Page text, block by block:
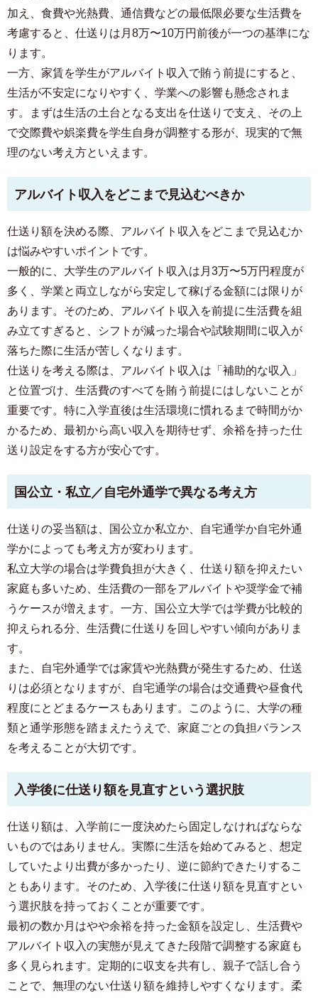
加え、食費や光熱費、通信費などの最低限必要な生活費を
考慮すると、仕送りは月8万〜10万円前後が一つの基準にな
ります。
一方、家賃を学生がアルバイト収入で賄う前提にすると、
生活が不安定になりやすく、学業への影響も懸念されま
す。まずは生活の土台となる支出を仕送りで支え、その上
で交際費や娯楽費を学生自身が調整する形が、現実的で無
理のない考え方といえます。
アルバイト収入をどこまで見込むべきか
仕送り額を決める際、アルバイト収入をどこまで見込むか
は悩みやすいポイントです。
一般的に、大学生のアルバイト収入は月3万〜5万円程度が
多く、学業と両立しながら安定して稼げる金額には限りが
あります。そのため、アルバイト収入を前提に生活費を組
み立てすぎると、シフトが減った場合や試験期間に収入が
落ちた際に生活が苦しくなります。
仕送りを考える際は、アルバイト収入は「補助的な収入」
と位置づけ、生活費のすべてを賄う前提にはしないことが
重要です。特に入学直後は生活環境に慣れるまで時間がか
かるため、最初から高い収入を期待せず、余裕を持った仕
送り設定をする方が安心です。
国公立・私立／自宅外通学で異なる考え方
仕送りの妥当額は、国公立か私立か、自宅通学か自宅外通
学かによっても考え方が変わります。
私立大学の場合は学費負担が大きく、仕送り額を抑えたい
家庭も多いため、生活費の一部をアルバイトや奨学金で補
うケースが増えます。一方、国公立大学では学費が比較的
抑えられる分、生活費に仕送りを回しやすい傾向がありま
す。
また、自宅外通学では家賃や光熱費が発生するため、仕送
りは必須となりますが、自宅通学の場合は交通費や昼食代
程度にとどまるケースもあります。このように、大学の種
類と通学形態を踏まえたうえで、家庭ごとの負担バランス
を考えることが大切です。
入学後に仕送り額を見直すという選択肢
仕送り額は、入学前に一度決めたら固定しなければならな
いものではありません。実際に生活を始めてみると、想定
していたより出費が多かったり、逆に節約できたりするこ
ともあります。そのため、入学後に仕送り額を見直すとい
う選択肢を持っておくことが重要です。
最初の数か月はやや余裕を持った金額を設定し、生活費や
アルバイト収入の実態が見えてきた段階で調整する家庭も
多く見られます。定期的に収支を共有し、親子で話し合う
ことで、無理のない仕送り額を維持しやすくなります。柔
お部屋探しのお客様専用
03-6712-4346